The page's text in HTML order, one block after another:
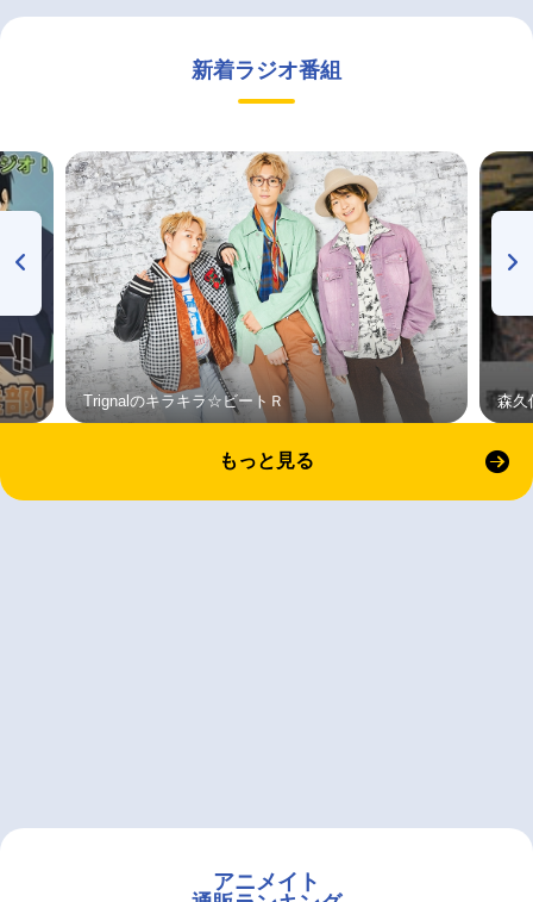
新着ラジオ番組
Trignalのキラキラ☆ビートＲ 森久
もっと見る
アニメイト